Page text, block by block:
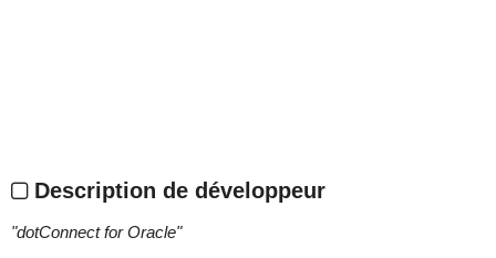
Description de développeur
"dotConnect for Oracle"